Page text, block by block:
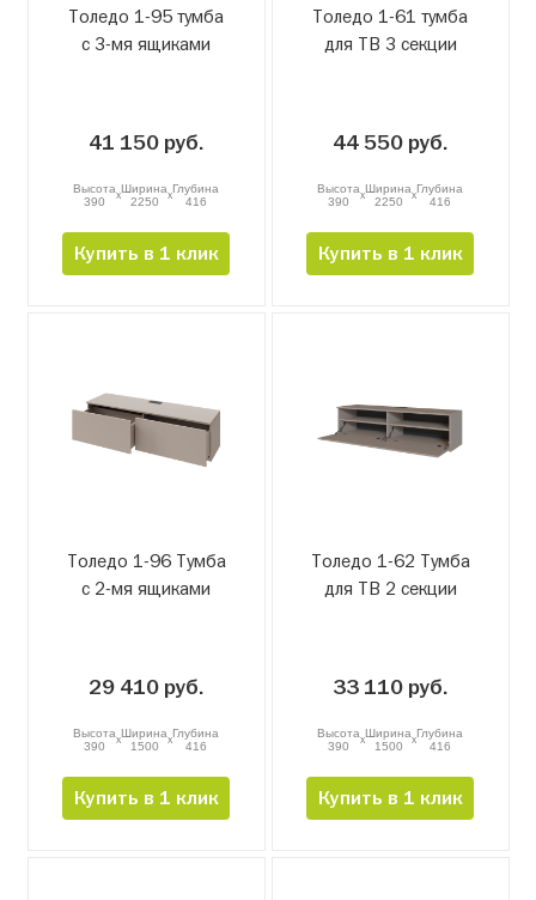
Толедо 1-95 тумба
с 3-мя ящиками
41 150 руб.
Высота
390
xШирина
2250
xГлубина
416
Купить в 1 клик
Толедо 1-61 тумба
для ТВ 3 секции
44 550 руб.
Высота
390
xШирина
2250
xГлубина
416
Купить в 1 клик
Толедо 1-96 Тумба
с 2-мя ящиками
29 410 руб.
Высота
390
xШирина
1500
xГлубина
416
Купить в 1 клик
Толедо 1-62 Тумба
для ТВ 2 секции
33 110 руб.
Высота
390
xШирина
1500
xГлубина
416
Купить в 1 клик